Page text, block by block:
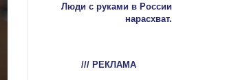
Люди с руками в России
нарасхват.
/// РЕКЛАМА